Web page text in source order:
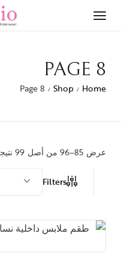
PAGE 8
Home
/
Shop
/
Page 8
عرض 85–96 من أصل 99 نتيجة
Filters